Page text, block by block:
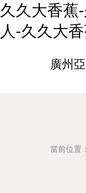
久久大香蕉
人-久久大
廣州
當前位置：